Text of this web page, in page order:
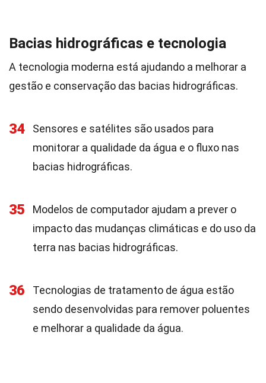
Bacias hidrográficas e tecnologia
A tecnologia moderna está ajudando a melhorar a
gestão e conservação das bacias hidrográficas.
34
Sensores e satélites são usados para
monitorar a qualidade da água e o fluxo nas
bacias hidrográficas.
35
Modelos de computador ajudam a prever o
impacto das mudanças climáticas e do uso da
terra nas bacias hidrográficas.
36
Tecnologias de tratamento de água estão
sendo desenvolvidas para remover poluentes
e melhorar a qualidade da água.